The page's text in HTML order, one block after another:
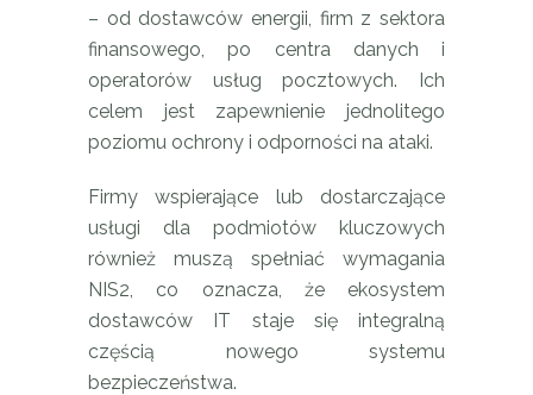
– od dostawców energii, firm z sektora
finansowego, po centra danych i
operatorów usług pocztowych. Ich
celem jest zapewnienie jednolitego
poziomu ochrony i odporności na ataki.
Firmy wspierające lub dostarczające
usługi dla podmiotów kluczowych
również muszą spełniać wymagania
NIS2, co oznacza, że ekosystem
dostawców IT staje się integralną
częścią nowego systemu
bezpieczeństwa.